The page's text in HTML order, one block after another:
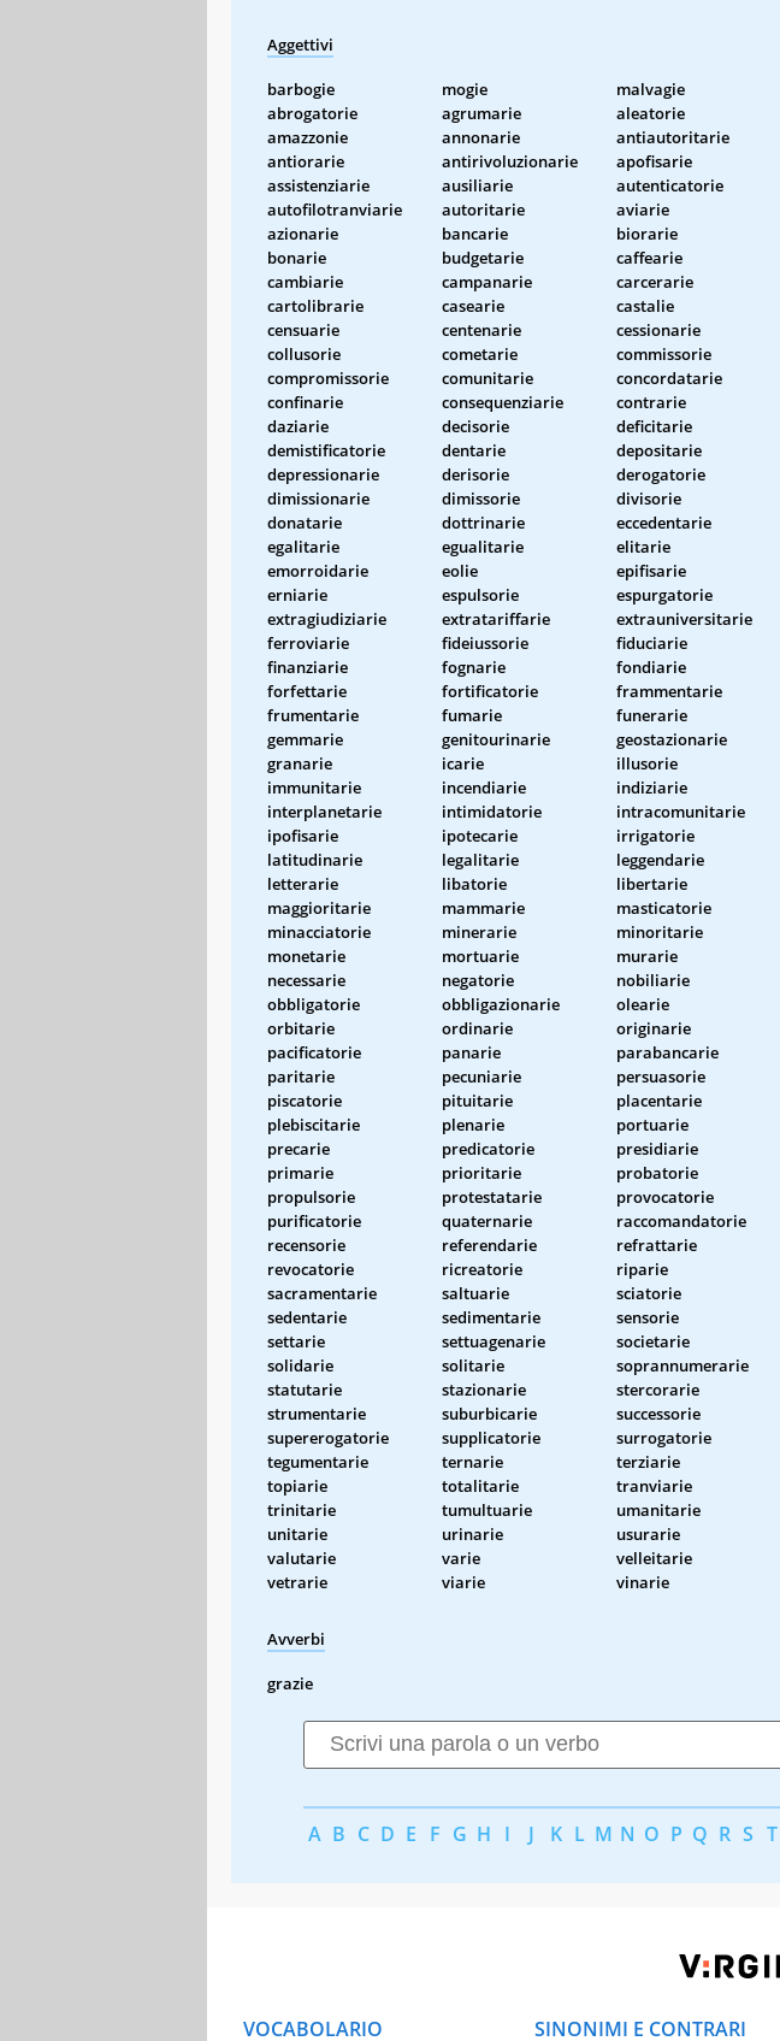
Aggettivi
barbogie mogie malvagie
abrogatorie
agrumarie aleatorie
amazzonie
annonarie antiautoritarie
antiorarie
antirivoluzionarie apofisarie
assistenziarie
ausiliarie autenticatorie
autofilotranviarie
autoritarie aviarie
azionarie
bancarie biorarie
bonarie
budgetarie caffearie
cambiarie
campanarie carcerarie
cartolibrarie
casearie castalie
censuarie
centenarie cessionarie
collusorie
cometarie commissorie
compromissorie
comunitarie concordatarie
confinarie
consequenziarie contrarie
daziarie
decisorie deficitarie
demistificatorie
dentarie depositarie
depressionarie
derisorie derogatorie
dimissionarie
dimissorie divisorie
donatarie
dottrinarie eccedentarie
egalitarie
egualitarie elitarie
emorroidarie
eolie epifisarie
erniarie
espulsorie espurgatorie
extragiudiziarie
extratariffarie extrauniversitarie
ferroviarie
fideiussorie fiduciarie
finanziarie
fognarie fondiarie
forfettarie
fortificatorie frammentarie
frumentarie
fumarie funerarie
gemmarie
genitourinarie geostazionarie
granarie
icarie illusorie
immunitarie
incendiarie indiziarie
interplanetarie
intimidatorie intracomunitarie
ipofisarie
ipotecarie irrigatorie
latitudinarie
legalitarie leggendarie
letterarie
libatorie libertarie
maggioritarie
mammarie masticatorie
minacciatorie
minerarie minoritarie
monetarie
mortuarie murarie
necessarie
negatorie nobiliarie
obbligatorie
obbligazionarie olearie
orbitarie
ordinarie originarie
pacificatorie
panarie parabancarie
paritarie
pecuniarie persuasorie
piscatorie
pituitarie placentarie
plebiscitarie
plenarie portuarie
precarie
predicatorie presidiarie
primarie
prioritarie probatorie
propulsorie
protestatarie provocatorie
purificatorie
quaternarie raccomandatorie
recensorie
referendarie refrattarie
revocatorie
ricreatorie riparie
sacramentarie
saltuarie sciatorie
sedentarie
sedimentarie sensorie
settarie
settuagenarie societarie
solidarie
solitarie soprannumerarie
statutarie
stazionarie stercorarie
strumentarie
suburbicarie successorie
supererogatorie
supplicatorie surrogatorie
tegumentarie
ternarie terziarie
topiarie
totalitarie tranviarie
trinitarie
tumultuarie umanitarie
unitarie
urinarie usurarie
valutarie
varie velleitarie
vetrarie
viarie vinarie
Avverbi
grazie
A B C D E F G H I J K L M N O P Q R S T
VOCABOLARIO SINONIMI E CONTRARI